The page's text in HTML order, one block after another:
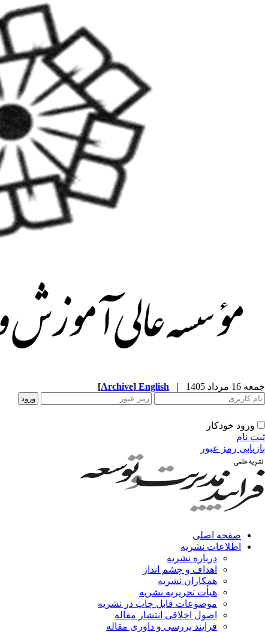
جمعه 16 مرداد 1405 |
English
[Archive]
ورود خودکار
ثبت نام
بازیابی رمز عبور
صفحه اصلی
اطلاعات نشریه
درباره نشریه
اهداف و چشم انداز
همکاران نشریه
هیأت تحریریه نشریه
موضوعات قابل چاپ در نشریه
اصول اخلاقی انتشار مقاله
فرایند بررسی و داوری مقاله